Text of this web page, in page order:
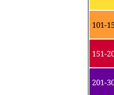
101-
151-
201-